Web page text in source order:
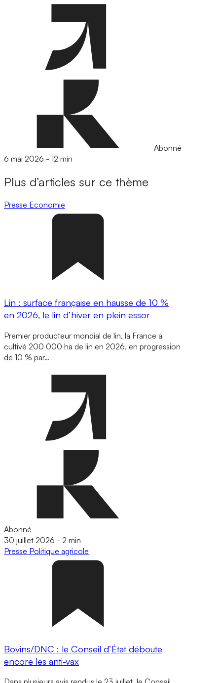
Abonné
6 mai 2026 - 12 min
Plus d’articles sur ce thème
Presse Economie
Lin : surface française en hausse de 10 %
en 2026, le lin d’hiver en plein essor
Premier producteur mondial de lin, la France a
cultivé 200 000 ha de lin en 2026, en progression
de 10 % par…
Abonné
30 juillet 2026 - 2 min
Presse Politique agricole
Bovins/DNC : le Conseil d’État déboute
encore les anti-vax